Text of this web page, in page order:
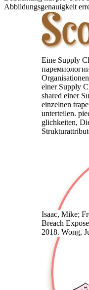
Abbildungsgenauigkeit
Eine Supply
einer Supply
shared einer
einzelnen
unterteilen.
glichkeiten,
Isaac, Mike;
Breach
2018. Wong,